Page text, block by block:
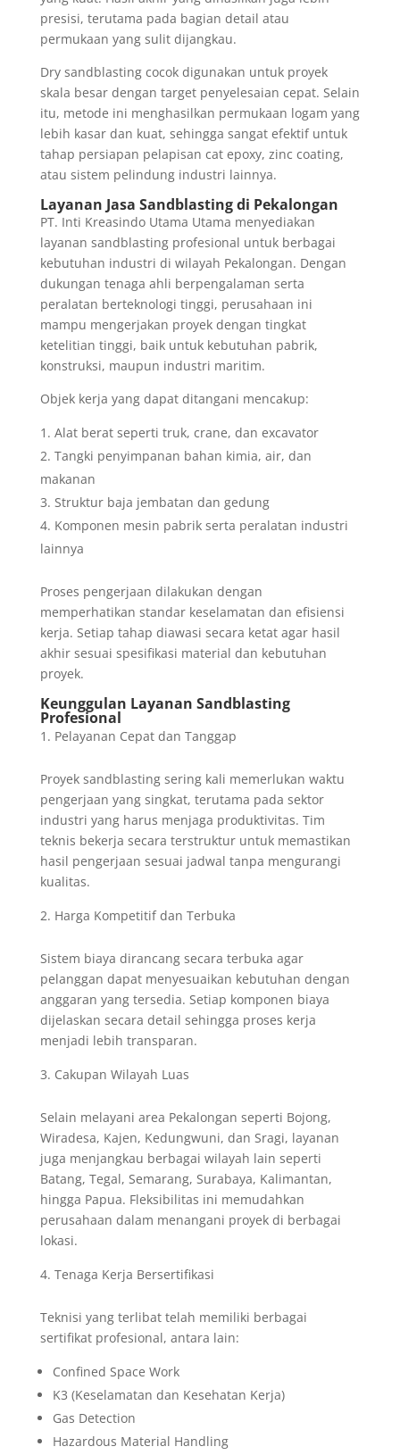
presisi, terutama pada bagian detail atau
permukaan yang sulit dijangkau.
Dry sandblasting cocok digunakan untuk proyek
skala besar dengan target penyelesaian cepat. Selain
itu, metode ini menghasilkan permukaan logam yang
lebih kasar dan kuat, sehingga sangat efektif untuk
tahap persiapan pelapisan cat epoxy, zinc coating,
atau sistem pelindung industri lainnya.
Layanan Jasa Sandblasting di Pekalongan
PT. Inti Kreasindo Utama Utama menyediakan
layanan sandblasting profesional untuk berbagai
kebutuhan industri di wilayah Pekalongan. Dengan
dukungan tenaga ahli berpengalaman serta
peralatan berteknologi tinggi, perusahaan ini
mampu mengerjakan proyek dengan tingkat
ketelitian tinggi, baik untuk kebutuhan pabrik,
konstruksi, maupun industri maritim.
Objek kerja yang dapat ditangani mencakup:
Alat berat seperti truk, crane, dan excavator
Tangki penyimpanan bahan kimia, air, dan
makanan
Struktur baja jembatan dan gedung
Komponen mesin pabrik serta peralatan industri
lainnya
Proses pengerjaan dilakukan dengan
memperhatikan standar keselamatan dan efisiensi
kerja. Setiap tahap diawasi secara ketat agar hasil
akhir sesuai spesifikasi material dan kebutuhan
proyek.
Keunggulan Layanan Sandblasting
Profesional
Pelayanan Cepat dan Tanggap
Proyek sandblasting sering kali memerlukan waktu
pengerjaan yang singkat, terutama pada sektor
industri yang harus menjaga produktivitas. Tim
teknis bekerja secara terstruktur untuk memastikan
hasil pengerjaan sesuai jadwal tanpa mengurangi
kualitas.
Harga Kompetitif dan Terbuka
Sistem biaya dirancang secara terbuka agar
pelanggan dapat menyesuaikan kebutuhan dengan
anggaran yang tersedia. Setiap komponen biaya
dijelaskan secara detail sehingga proses kerja
menjadi lebih transparan.
Cakupan Wilayah Luas
Selain melayani area Pekalongan seperti Bojong,
Wiradesa, Kajen, Kedungwuni, dan Sragi, layanan
juga menjangkau berbagai wilayah lain seperti
Batang, Tegal, Semarang, Surabaya, Kalimantan,
hingga Papua. Fleksibilitas ini memudahkan
perusahaan dalam menangani proyek di berbagai
lokasi.
Tenaga Kerja Bersertifikasi
Teknisi yang terlibat telah memiliki berbagai
sertifikat profesional, antara lain:
Confined Space Work
K3 (Keselamatan dan Kesehatan Kerja)
Gas Detection
Hazardous Material Handling